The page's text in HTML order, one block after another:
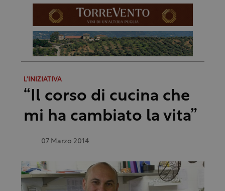
L'INIZIATIVA
“Il corso di cucina che
mi ha cambiato la vita”
07 Marzo 2014